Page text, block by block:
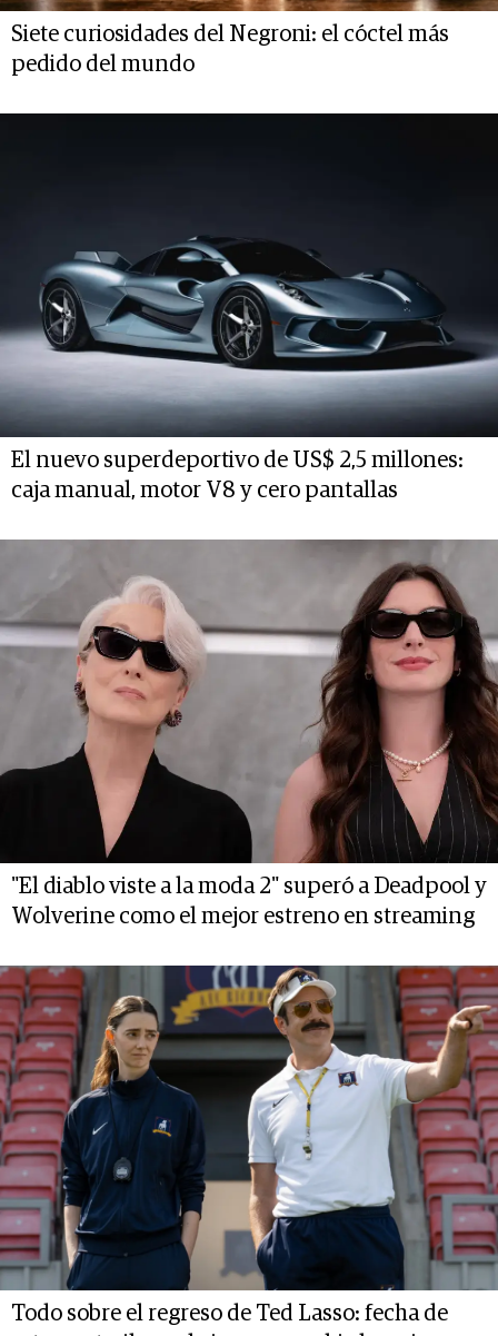
Siete curiosidades del Negroni: el cóctel más
pedido del mundo
El nuevo superdeportivo de US$ 2,5 millones:
caja manual, motor V8 y cero pantallas
"El diablo viste a la moda 2" superó a Deadpool y
Wolverine como el mejor estreno en streaming
Todo sobre el regreso de Ted Lasso: fecha de